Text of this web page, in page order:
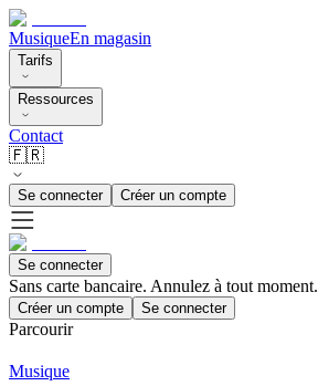
MusiqueEn magasin
Tarifs
Ressources
Contact
🇫🇷
Se connecter Créer un compte
Se connecter
Sans carte bancaire. Annulez à tout moment.
Créer un compte Se connecter
Parcourir
Musique